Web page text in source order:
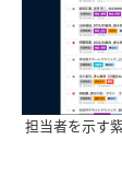
担当者を示す